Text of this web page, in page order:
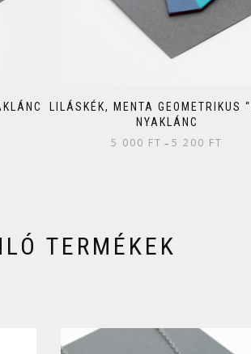
LILÁSKÉK, MENTA GEOMETRIKUS
NYAKLÁNC
5 000 FT –5 200 FT
TERMÉKEK